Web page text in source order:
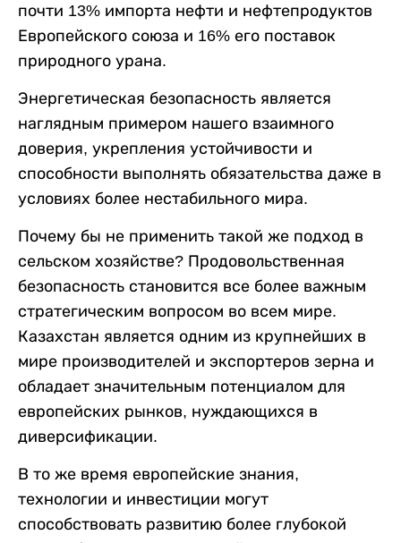
почти 13% импорта нефти и нефтепродуктов
Европейского союза и 16% его поставок
природного урана.
Энергетическая безопасность является
наглядным примером нашего взаимного
доверия, укрепления устойчивости и
способности выполнять обязательства даже в
условиях более нестабильного мира.
Почему бы не применить такой же подход в
сельском хозяйстве? Продовольственная
безопасность становится все более важным
стратегическим вопросом во всем мире.
Казахстан является одним из крупнейших в
мире производителей и экспортеров зерна и
обладает значительным потенциалом для
европейских рынков, нуждающихся в
диверсификации.
В то же время европейские знания,
технологии и инвестиции могут
способствовать развитию более глубокой